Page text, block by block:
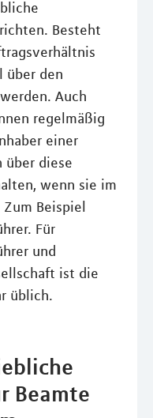
Besteht
über den
Auch
regelmäßig
einer
über diese
wenn sie im
Beispiel
Für
und
ist die
üblich.
Beamte